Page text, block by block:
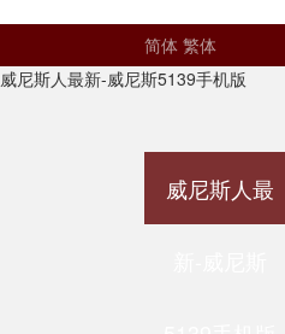
简体 繁体
威尼斯人最新-威尼斯5139手机版
威尼斯人最